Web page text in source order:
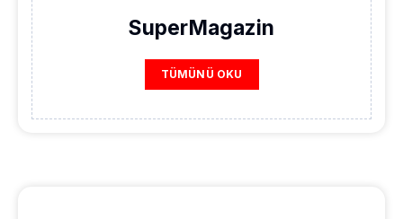
SuperMagazin
TÜMÜNÜ OKU